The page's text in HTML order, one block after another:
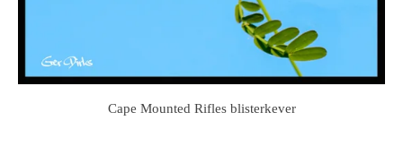
Cape Mounted Rifles blisterkever